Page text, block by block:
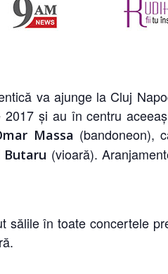
va ajunge la Cluj
şi au în centru
Massa (bandoneon),
Butaru (vioară).
sălile în toate concertele